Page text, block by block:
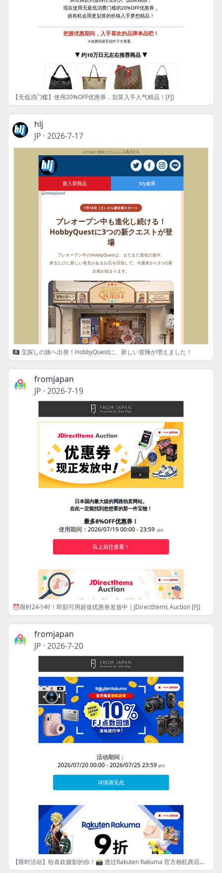
【无低消门槛】使用20%OFF优惠券，划算入手人气精品！[FJ]
hlj
JP · 2026-7-17
🏴‍☠️ 宝探しの旅へ出発！HobbyQuestに、新しい冒険が増えました！
fromjapan
JP · 2026-7-19
⏰限时24小时！即刻可用超值优惠券发放中｜JDirectItems Auction [FJ]
fromjapan
JP · 2026-7-20
【限时活动】给喜欢摄影的你！📸 透过Rakuten Rakuma 官方相机商店购物，即可获得10% FJ点数回馈！[FJ]